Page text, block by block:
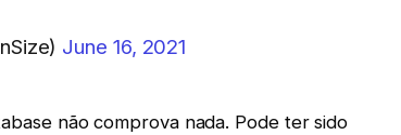
June 16, 2021
não comprova nada. Pode ter sido